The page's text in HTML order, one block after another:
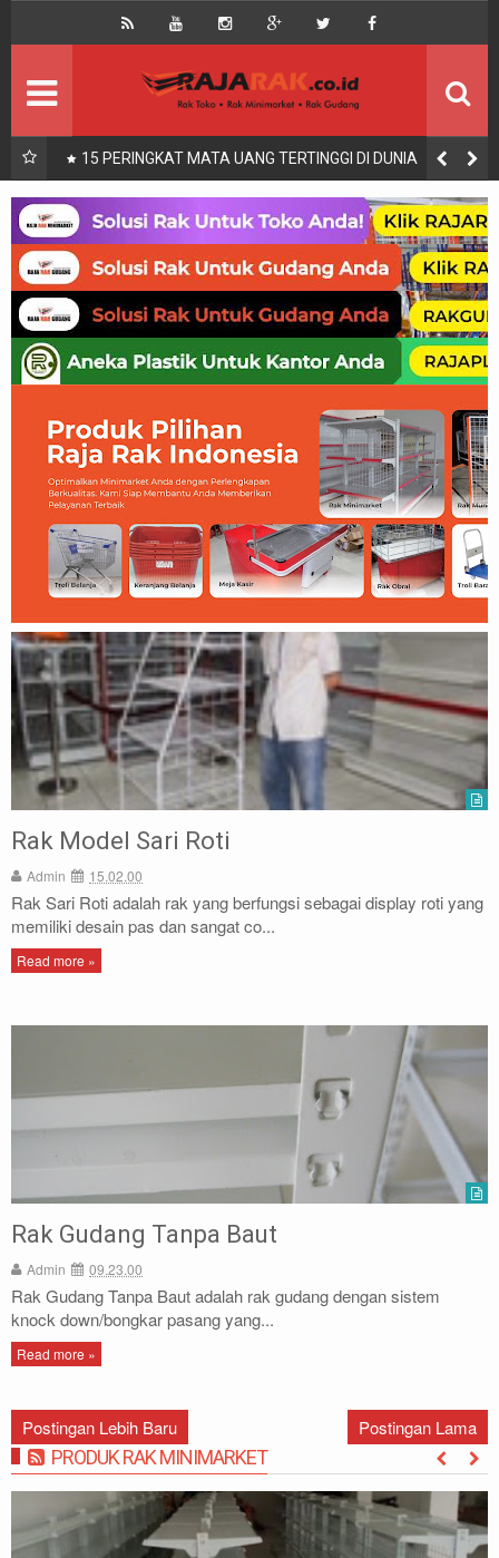
15 PERINGKAT MATA UANG TERTINGGI DI DUNIA
Rak Model Sari Roti
Admin 15.02.00
Rak Sari Roti adalah rak yang berfungsi sebagai display roti yang
memiliki desain pas dan sangat co...
Read more »
Rak Gudang Tanpa Baut
Admin 09.23.00
Rak Gudang Tanpa Baut adalah rak gudang dengan sistem
knock down/bongkar pasang yang...
Read more »
Postingan Lebih Baru
Postingan Lama
PRODUK RAK MINIMARKET
MORE
Beranda
Kontak About Us
Rak Gudang Rak besi/Rak pallet
Rak Minimarket Supermarket
Produk Lain Peralatan Toko Dll
Artikel Retail & Logistik